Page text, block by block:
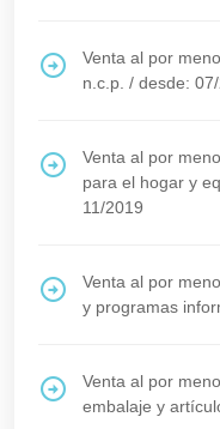
Venta al por
n.c.p. / desde:
Venta al por
para el hogar y
11/2019
Venta al por
y programas
Venta al por
embalaje y